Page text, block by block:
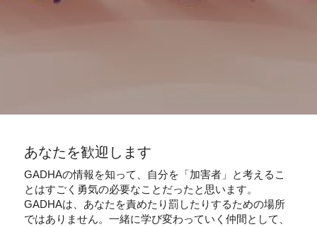
あなたを歓迎します
GADHAの情報を知って、自分を「加害者」と考えるこ
とはすごく勇気の必要なことだったと思います。
GADHAは、あなたを責めたり罰したりするための場所
ではありません。一緒に学び変わっていく仲間として、